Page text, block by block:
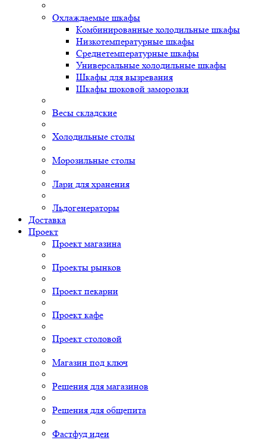
Охлаждаемые шкафы
Комбинированные холодильные шкафы
Низкотемпературные шкафы
Среднетемпературные шкафы
Универсальные холодильные шкафы
Шкафы для вызревания
Шкафы шоковой заморозки
Весы складские
Холодильные столы
Морозильные столы
Лари для хранения
Льдогенераторы
Доставка
Проект
Проект магазина
Проекты рынков
Проект пекарни
Проект кафе
Проект столовой
Магазин под ключ
Решения для магазинов
Решения для общепита
Фастфуд идеи